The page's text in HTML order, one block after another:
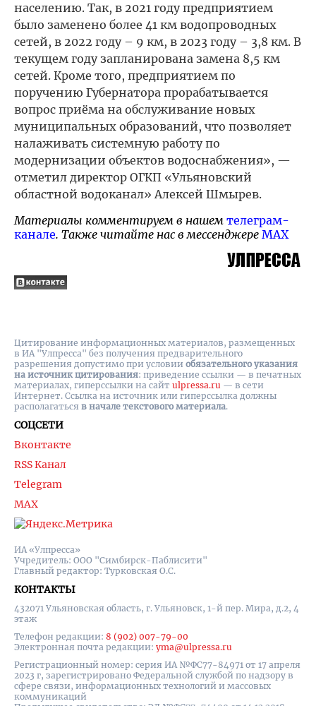
населению. Так, в 2021 году предприятием
было заменено более 41 км водопроводных
сетей, в 2022 году – 9 км, в 2023 году – 3,8 км. В
текущем году запланирована замена 8,5 км
сетей. Кроме того, предприятием по
поручению Губернатора прорабатывается
вопрос приёма на обслуживание новых
муниципальных образований, что позволяет
налаживать системную работу по
модернизации объектов водоснабжения», —
отметил директор ОГКП «Ульяновский
областной водоканал» Алексей Шмырев.
Материалы комментируем в нашем телеграм-
канале. Также читайте нас в мессенджере MAX
ИА «Улпресса»
Учредитель: ООО "Симбирск-Паблисити"
Главный редактор: Турковская О.С.
КОНТАКТЫ
432071 Ульяновская область, г. Ульяновск, 1-й пер. Мира, д.2, 4
этаж
Телефон редакции: 8 (902) 007-79-00
Электронная почта редакции: yma@ulpressa.ru
Регистрационный номер: серия ИА №ФС77-84971 от 17 апреля
2023 г, зарегистрировано Федеральной службой по надзору в
сфере связи, информационных технологий и массовых
коммуникаций
СОЦСЕТИ
Вконтакте
RSS Канал
Telegram
MAX
Цитирование информационных материалов, размещенных
в ИА "Улпресса" без получения предварительного
разрешения допустимо при условии обязательного указания
на источник цитирования: приведение ссылки — в печатных
материалах, гиперссылки на cайт ulpressa.ru — в сети
Интернет. Ссылка на источник или гиперссылка должны
располагаться в начале текстового материала.